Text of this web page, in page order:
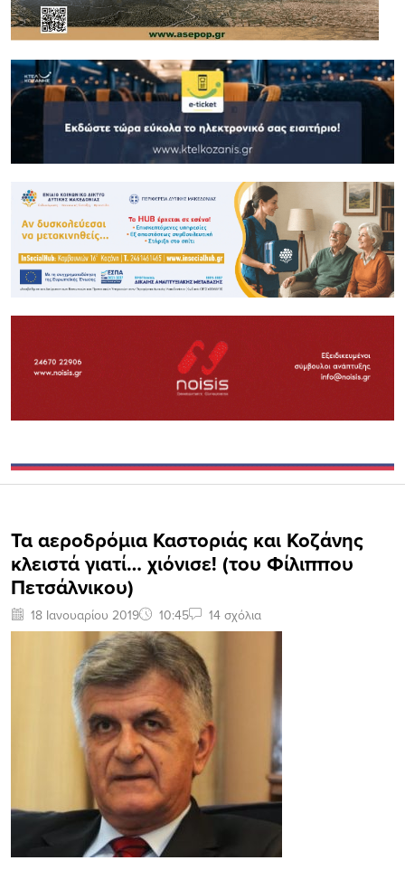
Τα αεροδρόμια Καστοριάς και Κοζάνης
κλειστά γιατί… χιόνισε! (του Φίλιππου
Πετσάλνικου)
18 Ιανουαρίου 2019 10:45 14 σχόλια